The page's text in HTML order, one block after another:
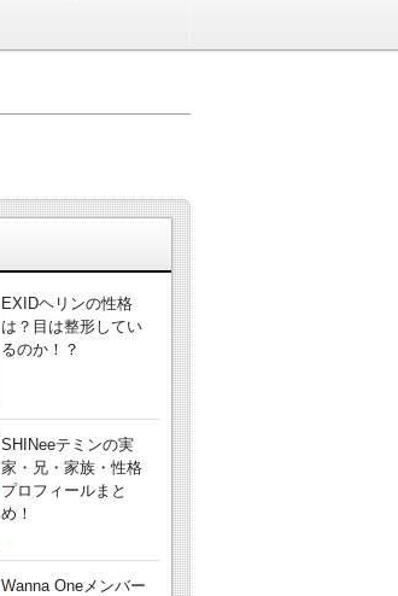
EXIDヘリンの性格
は？目は整形してい
るのか！？
SHINeeテミンの実
家・兄・家族・性格
プロフィールまと
め！
Wanna Oneメンバー